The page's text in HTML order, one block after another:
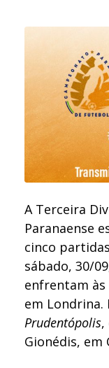
A Terceira
Paranaense
cinco
sábado, 30/
enfrentam às
em
Prudentópolis,
Gionédis, em